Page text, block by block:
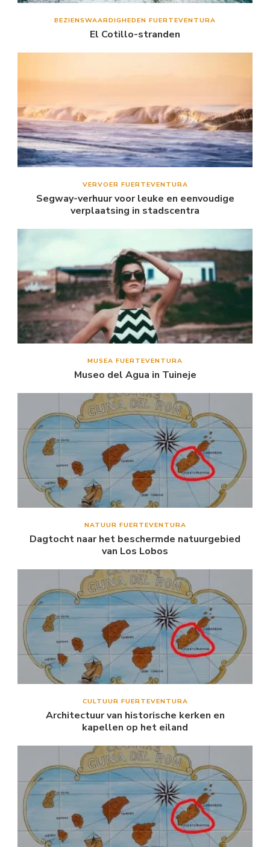
BEZIENSWAARDIGHEDEN FUERTEVENTURA
El Cotillo-stranden
VERVOER FUERTEVENTURA
Segway-verhuur voor leuke en eenvoudige
verplaatsing in stadscentra
MUSEA FUERTEVENTURA
Museo del Agua in Tuineje
NATUUR FUERTEVENTURA
Dagtocht naar het beschermde natuurgebied
van Los Lobos
CULTUUR FUERTEVENTURA
Architectuur van historische kerken en
kapellen op het eiland